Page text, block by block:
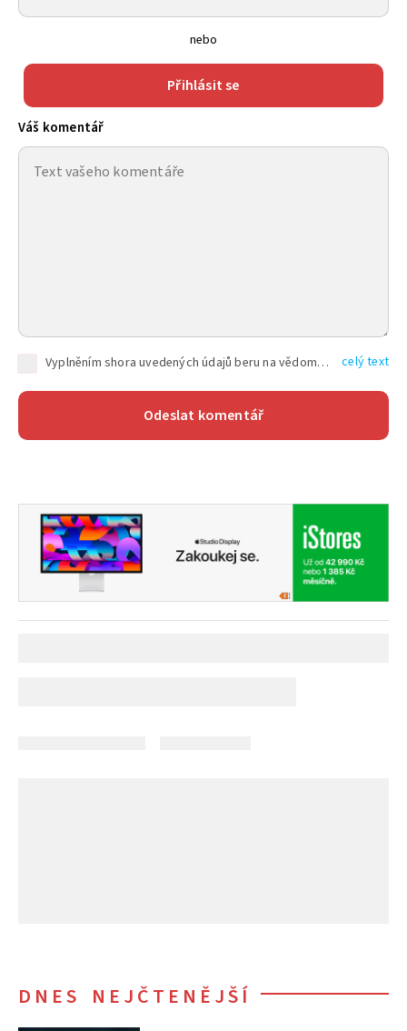
nebo
Přihlásit se
Váš komentář
Vyplněním shora uvedených údajů beru na vědomí, že společnost TEXT FACTORY s.r.o., sídlem Brno, Durďákova 336/29, Černá Pole, PSČ: 613 00, IČ: 06157831, zapsané u Krajského soudu v Brně, oddíl C, vložka 100399, bude zpracovávat mé osobní údaje uvedené v rámci mnou vyplněného registračního formuláře na základě oprávněných zájmů TEXT FACTORY s.r.o. dle čl. 6 odst. 1 písm. f) GDPR a pro splnění právních povinností (čl. 6 odst. 1 písm. c) GDPR), a to pro tyto účely: nezbytnost zajistit oprávnění návštěvníka webových stránek provozovaných společností TEXT FACTORY s.r.o. přispívat aktivně ke zveřejněným článkům nebo v rámci diskusních fór a výkon práv TEXT FACTORY s.r.o. jako administrátora těchto diskusních fór. Více informací o zpracování osobních údajů a právech lze nalézt v celý text
DNES NEJČTENĚJŠÍ